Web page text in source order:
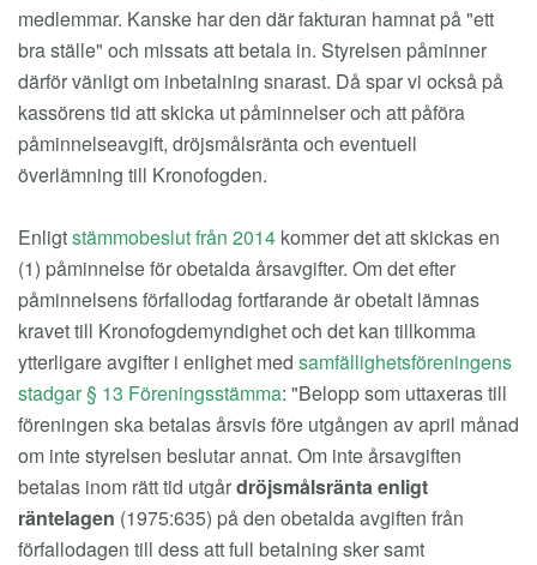
medlemmar. Kanske har den där fakturan hamnat på "ett
bra ställe" och missats att betala in. Styrelsen påminner
därför vänligt om inbetalning snarast. Då spar vi också på
kassörens tid att skicka ut påminnelser och att påföra
påminnelseavgift, dröjsmålsränta och eventuell
överlämning till Kronofogden.
Enligtstämmobeslut från 2014 kommer det att skickas en
(1) påminnelse för obetalda årsavgifter. Om det efter
påminnelsens förfallodag fortfarande är obetalt lämnas
kravet till Kronofogdemyndighet och det kan tillkomma
ytterligare avgifter i enlighet med samfällighetsföreningens
stadgar § 13 Föreningsstämma: "Belopp som uttaxeras till
föreningen ska betalas årsvis före utgången av april månad
om inte styrelsen beslutar annat. Om inte årsavgiften
betalas inom rätt tid utgårdröjsmålsränta enligt
räntelagen (1975:635) på den obetalda avgiften från
förfallodagen till dess att full betalning sker samt